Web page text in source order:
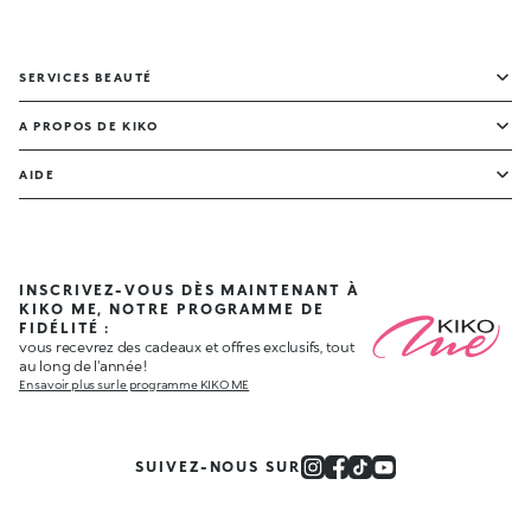
SERVICES BEAUTÉ
A PROPOS DE KIKO
AIDE
INSCRIVEZ-VOUS DÈS MAINTENANT À
KIKO ME, NOTRE PROGRAMME DE
FIDÉLITÉ :
vous recevrez des cadeaux et offres exclusifs, tout
au long de l'année !
En savoir plus sur le programme KIKO ME
SUIVEZ-NOUS SUR